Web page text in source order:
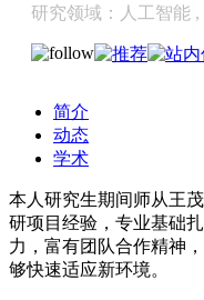
研究领域：人工智能 ,
简介
动态
学术
本⼈研究⽣期间师从王
研项⽬经验，专业基础
力，富有团队合作精神
够快速适应新环境。